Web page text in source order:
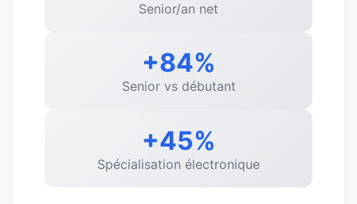
Senior/an net
+84%
Senior vs débutant
+45%
Spécialisation électronique